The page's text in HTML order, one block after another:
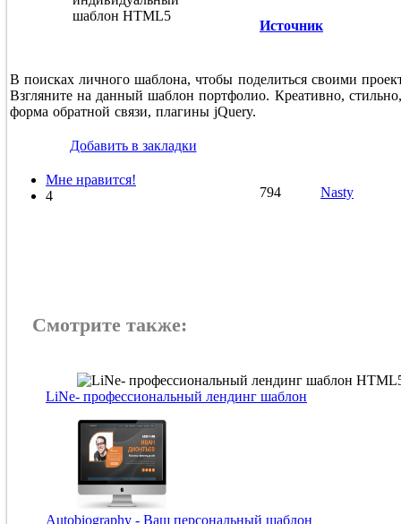
Источник
В поисках личного шаблона, чтобы поделиться своими
Взгляните на данный шаблон портфолио. Креативно,
форма обратной связи, плагины jQuery.
Добавить в закладки
Мне нравится!
4
794 Nasty
Смотрите также:
LiNe- профессиональный лендинг шаблон
Autobiography - Ваш персональный шаблон